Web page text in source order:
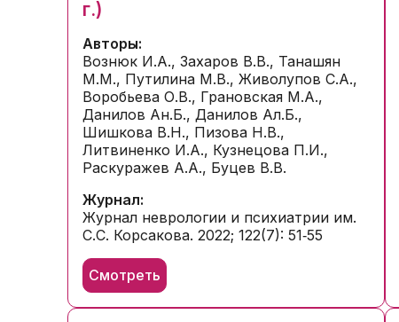
г.)
Авторы:
Вознюк И.А., Захаров В.В., Танашян
М.М., Путилина М.В., Живолупов С.А.,
Воробьева О.В., Грановская М.А.,
Данилов Ан.Б., Данилов Ал.Б.,
Шишкова В.Н., Пизова Н.В.,
Литвиненко И.А., Кузнецова П.И.,
Раскуражев А.А., Буцев В.В.
Журнал:
Журнал неврологии и психиатрии им.
С.С. Корсакова. 2022; 122(7): 51‑55
Смотреть